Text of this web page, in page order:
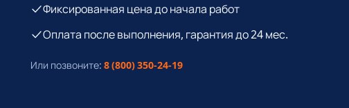
Фиксированная цена до начала работ
Оплата после выполнения, гарантия до 24 мес.
Или позвоните: 8 (800) 350-24-19